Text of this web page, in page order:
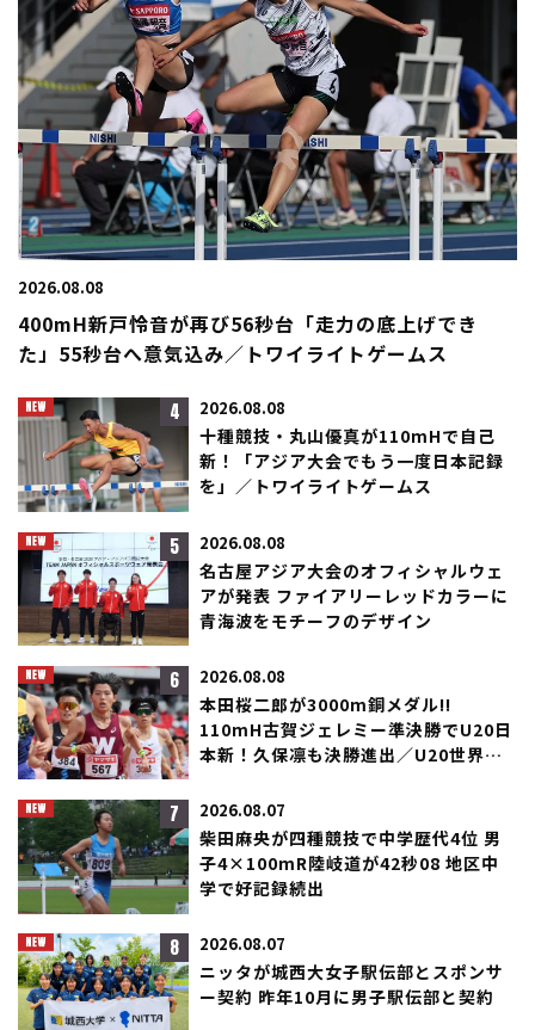
2026.08.08
400mH新戸怜音が再び56秒台「走力の底上げでき
た」55秒台へ意気込み／トワイライトゲームス
4 2026.08.08
十種競技・丸山優真が110mHで自己
新！「アジア大会でもう一度日本記録
を」／トワイライトゲームス
5 2026.08.08
名古屋アジア大会のオフィシャルウェ
アが発表 ファイアリーレッドカラーに
青海波をモチーフのデザイン
6 2026.08.08
本田桜二郎が3000m銅メダル!!
110mH古賀ジェレミー準決勝でU20日
本新！久保凛も決勝進出／U20世界選
7 2026.08.07
柴田麻央が四種競技で中学歴代4位 男
子4×100mR陸岐道が42秒08 地区中
学で好記録続出
8 2026.08.07
ニッタが城西大女子駅伝部とスポンサ
ー契約 昨年10月に男子駅伝部と契約